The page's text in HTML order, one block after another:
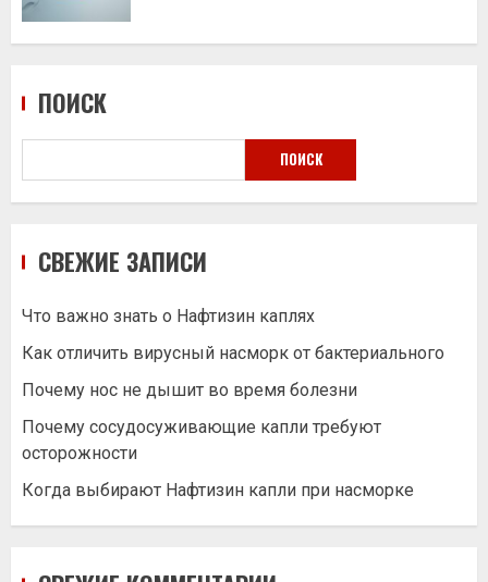
ПОИСК
ПОИСК
СВЕЖИЕ ЗАПИСИ
Что важно знать о Нафтизин каплях
Как отличить вирусный насморк от бактериального
Почему нос не дышит во время болезни
Почему сосудосуживающие капли требуют
осторожности
Когда выбирают Нафтизин капли при насморке